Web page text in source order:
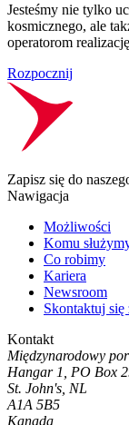
Jesteśmy nie tylko
kosmicznego, ale
operatorom
Rozpocznij
Zapisz się do
Nawigacja
Możliwości
Komu
Co robimy
Kariera
Newsroom
Skontaktuj się
Kontakt
Międzynarodowy
Hangar 1, PO Box
St. John's, NL
A1A 5B5
Kanada